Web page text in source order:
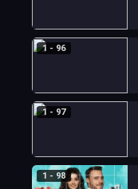
1 - 96
1 - 97
1 - 98